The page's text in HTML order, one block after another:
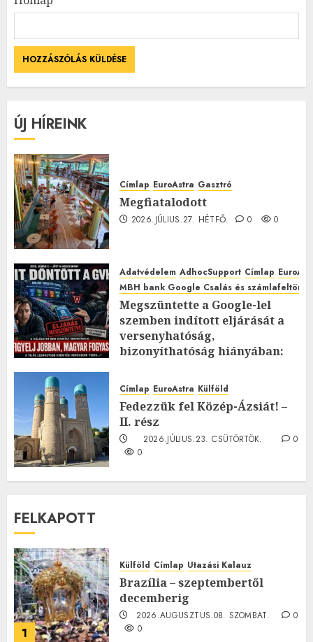
ÚJ HÍREINK
Címlap EuroAstra Gasztró
Megfiatalodott
2026.JÚLIUS.27. HÉTFŐ. 0 0
Adatvédelem AdhocSupport Címlap
MBH bank Google Csalás és
Megszüntette a Google-lel
szemben indított eljárását a
versenyhatóság,
bizonyíthatóság hiányában:
2026.JÚLIUS.23. CSÜTÖRTÖK.
0
Címlap EuroAstra Külföld
Fedezzük fel Közép-Ázsiát! –
II. rész
2026.JÚLIUS.23. CSÜTÖRTÖK.
0
0
FELKAPOTT
1
Külföld Címlap Utazási Kalauz
Brazília – szeptembertől
decemberig
2026.AUGUSZTUS.08. SZOMBAT.
0
0